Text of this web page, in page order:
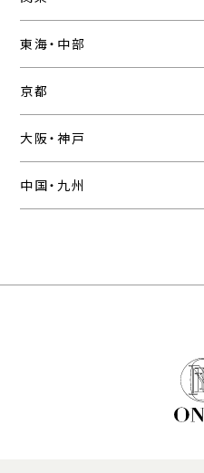
東海・中部
京都
大阪・神戸
中国・九州